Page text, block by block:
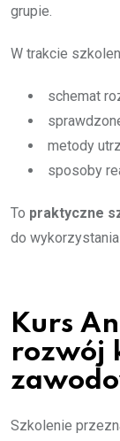
grupie.
W trakcie
schemat
metody
sposoby
To praktyczne
do
Kurs
rozwój
Szkolenie